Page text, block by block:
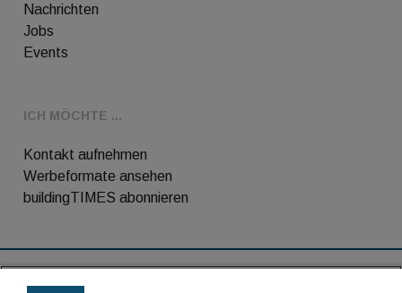
Nachrichten
Jobs
Events
ICH MÖCHTE ...
Kontakt aufnehmen
Werbeformate ansehen
buildingTIMES abonnieren